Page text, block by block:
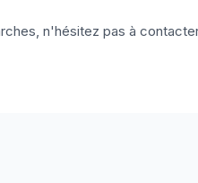
n'hésitez pas à